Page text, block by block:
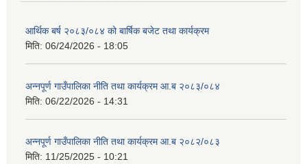
आर्थिक बर्ष २०८३/०८४ को बार्षिक बजेट तथा कार्यक्रम
मिति: 06/24/2026 - 18:05
अन्नपूर्ण गाउँपालिका नीति तथा कार्यक्रम आ.ब २०८३/०८४
मिति: 06/22/2026 - 14:31
अन्नपूर्ण गाउँपालिका नीति तथा कार्यक्रम आ.ब २०८२/०८३
मिति: 11/25/2025 - 10:21